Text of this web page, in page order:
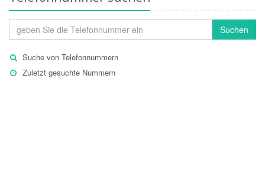
Suchen
Suche von Telefonnummern
Zuletzt gesuchte Nummern